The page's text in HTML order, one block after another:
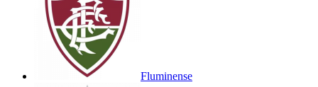
Fluminense